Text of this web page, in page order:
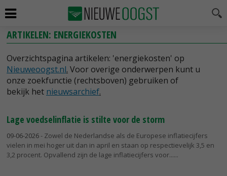
ARTIKELEN: ENERGIEKOSTEN
Overzichtspagina artikelen: 'energiekosten' op
Nieuweoogst.nl. Voor overige onderwerpen kunt u
onze zoekfunctie (rechtsboven) gebruiken of
bekijk het nieuwsarchief.
Lage voedselinflatie is stilte voor de storm
09-06-2026- Zowel de Nederlandse als de Europese inflatiecijfers
vielen in mei hoger uit dan in april en staan op respectievelijk 3,5 en
3,2 procent. Opvallend zijn de lage inflatiecijfers voor...